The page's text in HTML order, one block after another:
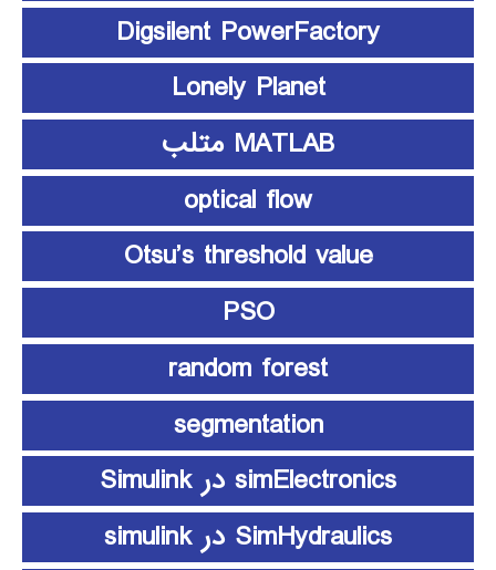
Digsilent PowerFactory
Lonely Planet
MATLAB متلب
optical flow
Otsu’s threshold value
PSO
random forest
segmentation
simElectronics در Simulink
SimHydraulics در simulink